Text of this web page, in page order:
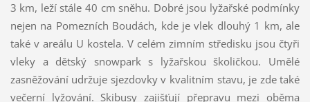
3 km, leží stále 40 cm sněhu. Dobré jsou lyžařské podmínky
nejen na Pomezních Boudách, kde je vlek dlouhý 1 km, ale
také v areálu U kostela. V celém zimním středisku jsou čtyři
vleky a dětský snowpark s lyžařskou školičkou. Umělé
zasněžování udržuje sjezdovky v kvalitním stavu, je zde také
večerní lyžování. Skibusy zajišťují přepravu mezi oběma